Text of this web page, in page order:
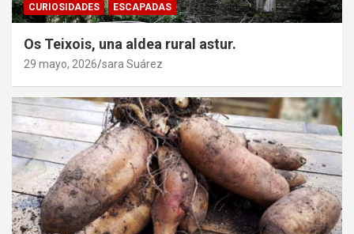
CURIOSIDADES ESCAPADAS
Os Teixois, una aldea rural astur.
29 mayo, 2026 sara Suárez